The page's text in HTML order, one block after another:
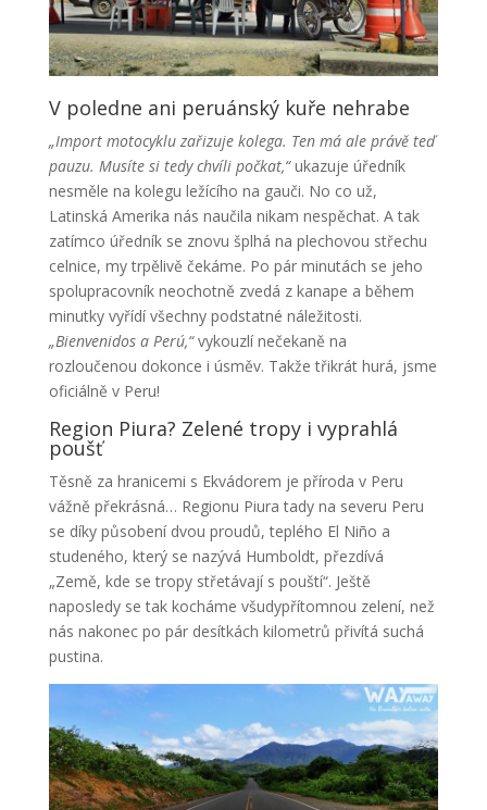
V poledne ani peruánský kuře nehrabe
„Import motocyklu zařizuje kolega. Ten má ale právě teď
pauzu. Musíte si tedy chvíli počkat,“ukazuje úředník
nesměle na kolegu ležícího na gauči. No co už,
Latinská Amerika nás naučila nikam nespěchat. A tak
zatímco úředník se znovu šplhá na plechovou střechu
celnice, my trpělivě čekáme. Po pár minutách se jeho
spolupracovník neochotně zvedá z kanape a během
minutky vyřídí všechny podstatné náležitosti.
„Bienvenidos a Perú,“vykouzlí nečekaně na
rozloučenou dokonce i úsměv. Takže třikrát hurá, jsme
oficiálně v Peru!
Region Piura? Zelené tropy i vyprahlá
poušť
Těsně za hranicemi s Ekvádorem je příroda v Peru
vážně překrásná… Regionu Piura tady na severu Peru
se díky působení dvou proudů, teplého El Niño a
studeného, který se nazývá Humboldt, přezdívá
„Země, kde se tropy střetávají s pouští“. Ještě
naposledy se tak kocháme všudypřítomnou zelení, než
nás nakonec po pár desítkách kilometrů přivítá suchá
pustina.